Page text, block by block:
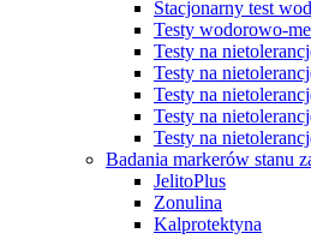
Stacjonarny test
Testy wodorowo-
Testy na
Testy na
Testy na
Testy na
Testy na
Badania markerów stanu
JelitoPlus
Zonulina
Kalprotektyna